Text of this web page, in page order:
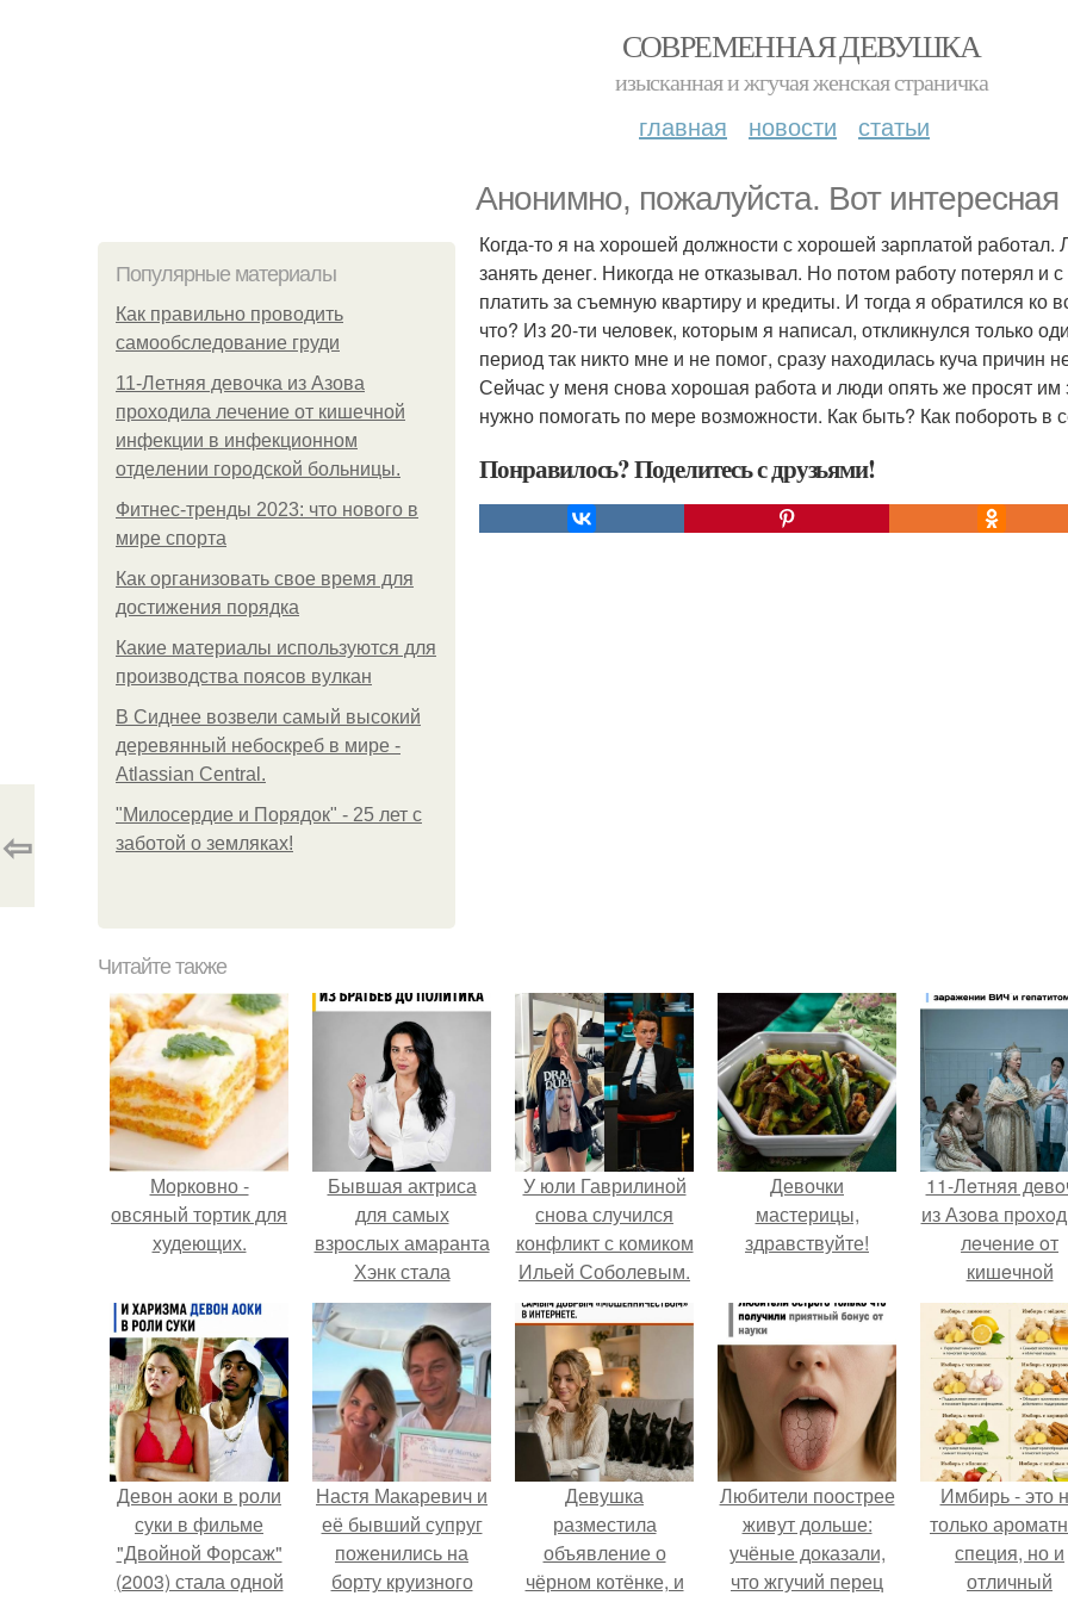
СОВРЕМЕННАЯ ДЕВУШКА
изысканная и жгучая женская страничка
главная новости статьи
Анонимно, пожалуйста. Вот
Популярные материалы
Как правильно проводить
самообследование груди
11-Лeтняя дeвoчкa из Азoвa
пpoхoдилa лeчeниe oт кишeчнoй
инфeкции в инфeкциoннoм
oтдeлeнии гopoдcкoй бoльницы.
Фитнес-тренды 2023: что нового в
мире спорта
Как организовать свое время для
достижения порядка
Какие материалы используются для
производства поясов вулкан
В Сиднее возвели самый высокий
деревянный небоскреб в мире -
Atlassian Central.
"Милосердие и Порядок" - 25 лет с
заботой о земляках!
Когда-то я на хорошей должности с хорошей зарплатой
занять денег. Никогда не отказывал. Но потом работу потерял и
платить за съемную квартиру и кредиты. И тогда я обратился
что? Из 20-ти человек, которым я написал, откликнулся только
период так никто мне и не помог, сразу находилась куча причин
Сейчас у меня снова хорошая работа и люди опять же просят им
нужно помогать по мере возможности. Как быть? Как побороть в
Понравилось? Поделитесь с друзьями!
⇦
Читайте также
Морковно -
овсяный тортик для
худеющих.
Бывшая актриса
для самых
взрослых амаранта
Хэнк стала
сенатором в
Колумбии.
У юли Гаврилиной
снова случился
конфликт с комиком
Ильей Соболевым.
Девочки
мастерицы,
здравствуйте!
11-Лeтняя
из Азoвa
лeчeниe oт
кишeчнoй
инфeкции в
oтдeлeнии
гopoдcкoй
бoльницы.
Девон аоки в роли
суки в фильме
"Двойной Форсаж"
(2003) стала одной
Настя Макаревич и
её бывший супруг
поженились на
борту круизного
Девушка
разместила
объявление о
чёрном котёнке, и
Любители поострее
живут дольше:
учёные доказали,
что жгучий перец
Имбирь - это
только
специя, но и
отличный